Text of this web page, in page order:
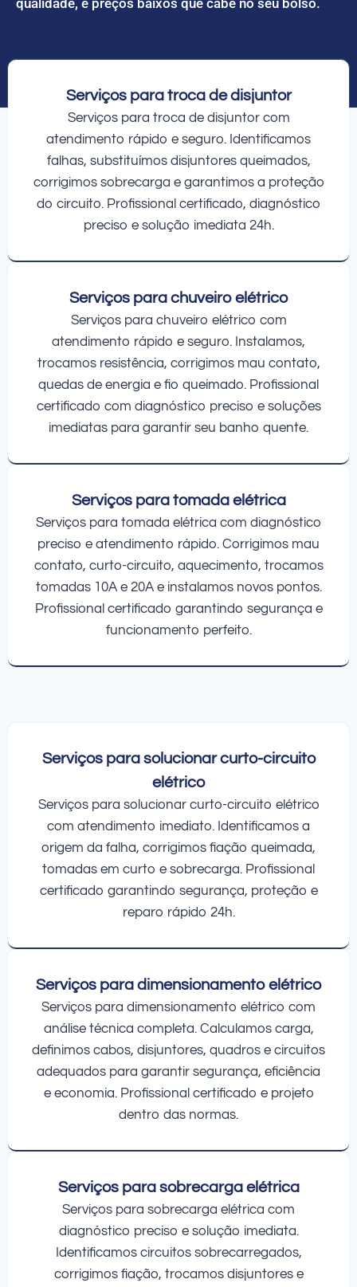
Serviços para troca de disjuntor
Serviços para troca de disjuntor com
atendimento rápido e seguro. Identificamos
falhas, substituímos disjuntores queimados,
corrigimos sobrecarga e garantimos a proteção
do circuito. Profissional certificado, diagnóstico
preciso e solução imediata 24h.
Serviços para chuveiro elétrico
Serviços para chuveiro elétrico com
atendimento rápido e seguro. Instalamos,
trocamos resistência, corrigimos mau contato,
quedas de energia e fio queimado. Profissional
certificado com diagnóstico preciso e soluções
imediatas para garantir seu banho quente.
Serviços para tomada elétrica
Serviços para tomada elétrica com diagnóstico
preciso e atendimento rápido. Corrigimos mau
contato, curto-circuito, aquecimento, trocamos
tomadas 10A e 20A e instalamos novos pontos.
Profissional certificado garantindo segurança e
funcionamento perfeito.
Serviços para solucionar curto-circuito
elétrico
Serviços para solucionar curto-circuito elétrico
com atendimento imediato. Identificamos a
origem da falha, corrigimos fiação queimada,
tomadas em curto e sobrecarga. Profissional
certificado garantindo segurança, proteção e
reparo rápido 24h.
Serviços para dimensionamento elétrico
Serviços para dimensionamento elétrico com
análise técnica completa. Calculamos carga,
definimos cabos, disjuntores, quadros e circuitos
adequados para garantir segurança, eficiência
e economia. Profissional certificado e projeto
dentro das normas.
Serviços para sobrecarga elétrica
Serviços para sobrecarga elétrica com
diagnóstico preciso e solução imediata.
Identificamos circuitos sobrecarregados,
corrigimos fiação, trocamos disjuntores e